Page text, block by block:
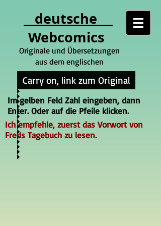
deutsche
Webcomics
Originale und Übersetzungen
aus dem englischen
Carry on, link zum Original
Im gelben Feld Zahl eingeben, dann
Enter. Oder auf die Pfeile klicken.
Ich empfehle, zuerst das Vorwort von
Freds Tagebuch zu lesen.